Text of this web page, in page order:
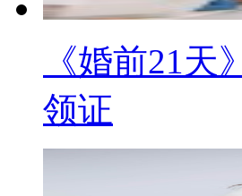
《婚前21
领证